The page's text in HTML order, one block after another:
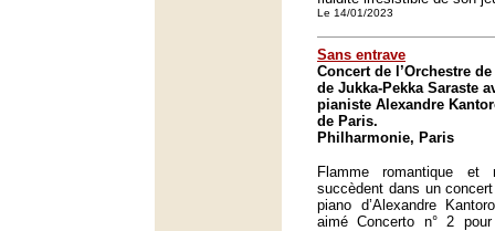
Le 14/01/2023
Sans entrave
Concert de l’Orchestre
de Jukka-Pekka Saraste
pianiste Alexandre
de Paris.
Philharmonie, Paris
Flamme romantique et
succèdent dans un
piano d’Alexandre
aimé Concerto n° 2